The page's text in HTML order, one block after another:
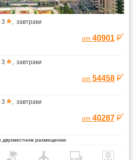
3 , завтраки
от 40901 *
3 , завтраки
от 54458 *
3 , завтраки
от 40287 *
двухместном размещении